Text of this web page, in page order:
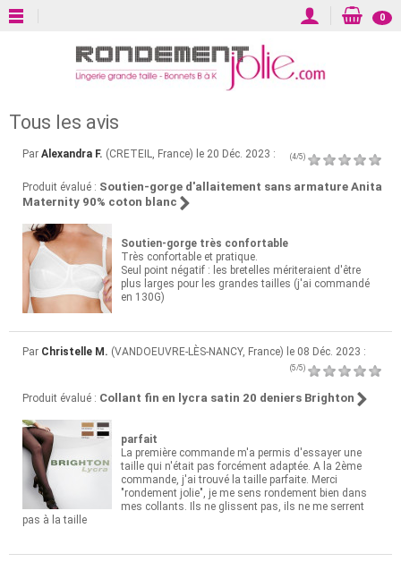
0
Tous les avis
Par Alexandra F. (CRETEIL, France) le 20 Déc. 2023 : (4/5)
Produit évalué : Soutien-gorge d'allaitement sans armature Anita
Maternity 90% coton blanc
Soutien-gorge très confortable
Très confortable et pratique.
Seul point négatif : les bretelles mériteraient d'être
plus larges pour les grandes tailles (j'ai commandé
en 130G)
Par Christelle M. (VANDOEUVRE-LÈS-NANCY, France) le 08 Déc. 2023 :
(5/5)
Produit évalué : Collant fin en lycra satin 20 deniers Brighton
parfait
La première commande m'a permis d'essayer une
taille qui n'était pas forcément adaptée. A la 2ème
commande, j'ai trouvé la taille parfaite. Merci
"rondement jolie", je me sens rondement bien dans
mes collants. Ils ne glissent pas, ils ne me serrent
pas à la taille